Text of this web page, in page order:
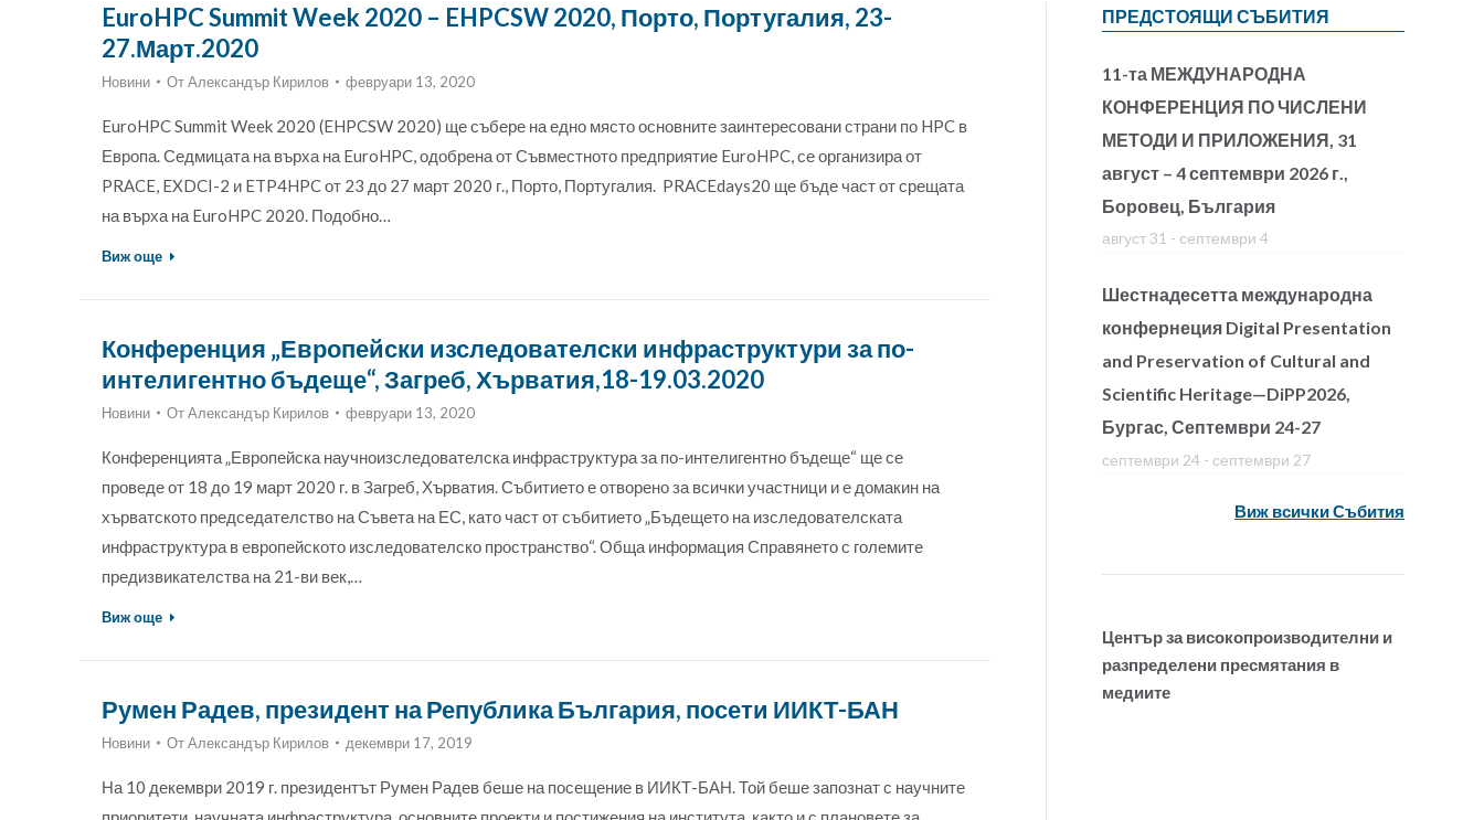
EuroHPC Summit Week 2020 – EHPCSW 2020, Порто, Португалия, 23-
27.Март.2020
Новини ОтАлександър Кирилов февруари 13, 2020
EuroHPC Summit Week 2020 (EHPCSW 2020) ще събере на едно място основните заинтересовани страни по HPC в
Европа. Седмицата на върха на EuroHPC, одобрена от Съвместното предприятие EuroHPC, се организира от
PRACE, EXDCI-2 и ETP4HPC от 23 до 27 март 2020 г., Порто, Португалия. PRACEdays20 ще бъде част от срещата
на върха на EuroHPC 2020. Подобно…
Виж още
Конференция „Европейски изследователски инфраструктури за по-
интелигентно бъдеще“, Загреб, Хърватия,18-19.03.2020
Новини ОтАлександър Кирилов февруари 13, 2020
Конференцията „Европейска научноизследователска инфраструктура за по-интелигентно бъдеще“ ще се
проведе от 18 до 19 март 2020 г. в Загреб, Хърватия. Събитието е отворено за всички участници и е домакин на
хърватското председателство на Съвета на ЕС, като част от събитието „Бъдещето на изследователската
инфраструктура в европейското изследователско пространство“. Обща информация Справянето с големите
предизвикателства на 21-ви век,…
Виж още
Румен Радев, президент на Република България, посети ИИКТ-БАН
Новини ОтАлександър Кирилов декември 17, 2019
На 10 декември 2019 г. президентът Румен Радев беше на посещение в ИИКТ-БАН. Той беше запознат с научните
ПРЕДСТОЯЩИ СЪБИТИЯ
11-та МЕЖДУНАРОДНА
КОНФЕРЕНЦИЯ ПО ЧИСЛЕНИ
МЕТОДИ И ПРИЛОЖЕНИЯ, 31
август – 4 септември 2026 г.,
Боровец, България
август 31 - септември 4
Шестнадесетта международна
конфернеция Digital Presentation
and Preservation of Cultural and
Scientific Heritage—DiPP2026,
Бургас, Септември 24-27
септември 24 - септември 27
Виж всички Събития
Център за високопроизводителни и
разпределени пресмятания в
медиите